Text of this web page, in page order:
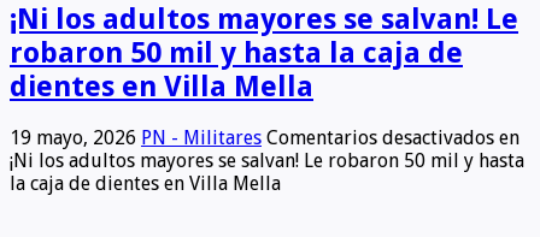
¡Ni los adultos mayores se salvan! Le
robaron 50 mil y hasta la caja de
dientes en Villa Mella
19 mayo, 2026 PN - Militares Comentarios desactivados en
¡Ni los adultos mayores se salvan! Le robaron 50 mil y hasta
la caja de dientes en Villa Mella